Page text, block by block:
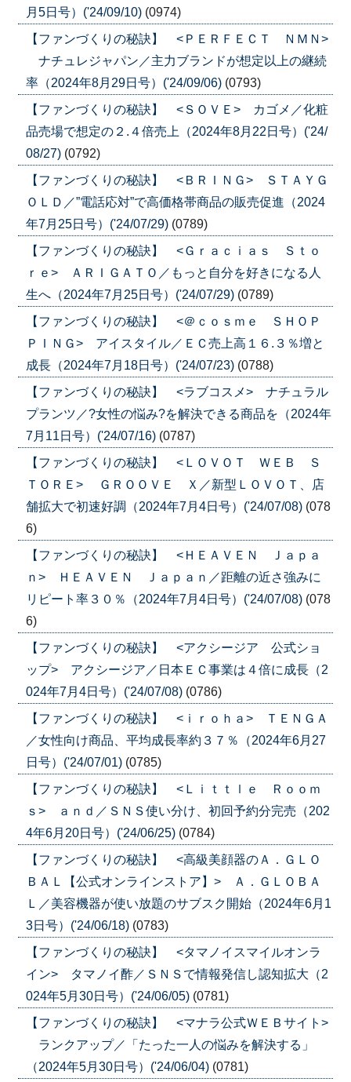
月5日号）('24/09/10) (0974)
【ファンづくりの秘訣】 <ＰＥＲＦＥＣＴ ＮＭＮ>
ナチュレジャパン／主力ブランドが想定以上の継続
率（2024年8月29日号）('24/09/06) (0793)
【ファンづくりの秘訣】 <ＳＯＶＥ> カゴメ／化粧
品売場で想定の２.４倍売上（2024年8月22日号）('24/
08/27) (0792)
【ファンづくりの秘訣】 <ＢＲＩＮＧ> ＳＴＡＹＧ
ＯＬＤ／”電話応対”で高価格帯商品の販売促進（2024
年7月25日号）('24/07/29) (0789)
【ファンづくりの秘訣】 <Ｇｒａｃｉａｓ Ｓｔｏ
ｒｅ> ＡＲＩＧＡＴＯ／もっと自分を好きになる人
生へ（2024年7月25日号）('24/07/29) (0789)
【ファンづくりの秘訣】 <＠ｃｏｓｍｅ ＳＨＯＰ
ＰＩＮＧ> アイスタイル／ＥＣ売上高１６.３％増と
成長（2024年7月18日号）('24/07/23) (0788)
【ファンづくりの秘訣】 <ラブコスメ> ナチュラル
プランツ／?女性の悩み?を解決できる商品を（2024年
7月11日号）('24/07/16) (0787)
【ファンづくりの秘訣】 <ＬＯＶＯＴ ＷＥＢ Ｓ
ＴＯＲＥ> ＧＲＯＯＶＥ Ｘ／新型ＬＯＶＯＴ、店
舗拡大で初速好調（2024年7月4日号）('24/07/08) (078
6)
【ファンづくりの秘訣】 <ＨＥＡＶＥＮ Ｊａｐａ
ｎ> ＨＥＡＶＥＮ Ｊａｐａｎ／距離の近さ強みに
リピート率３０％（2024年7月4日号）('24/07/08) (078
6)
【ファンづくりの秘訣】 <アクシージア 公式ショ
ップ> アクシージア／日本ＥＣ事業は４倍に成長（2
024年7月4日号）('24/07/08) (0786)
【ファンづくりの秘訣】 <ｉｒｏｈａ> ＴＥＮＧＡ
／女性向け商品、平均成長率約３７％（2024年6月27
日号）('24/07/01) (0785)
【ファンづくりの秘訣】 <Ｌｉｔｔｌｅ Ｒｏｏｍ
ｓ> ａｎｄ／ＳＮＳ使い分け、初回予約分完売（202
4年6月20日号）('24/06/25) (0784)
【ファンづくりの秘訣】 <高級美顔器のＡ．ＧＬＯ
ＢＡＬ【公式オンラインストア】> Ａ．ＧＬＯＢＡ
Ｌ／美容機器が使い放題のサブスク開始（2024年6月1
3日号）('24/06/18) (0783)
【ファンづくりの秘訣】 <タマノイスマイルオンラ
イン> タマノイ酢／ＳＮＳで情報発信し認知拡大（2
024年5月30日号）('24/06/05) (0781)
【ファンづくりの秘訣】 <マナラ公式ＷＥＢサイト>
ランクアップ／「たった一人の悩みを解決する」
（2024年5月30日号）('24/06/04) (0781)